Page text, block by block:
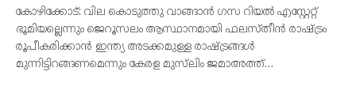
കോഴിക്കോട്: വില കൊടുത്തു വാങ്ങാൻ ഗസ റിയൽ എസ്റ്റേറ്റ്
ഭൂമിയല്ലെന്നും ജെറൂസലം ആസ്ഥാനമായി ഫലസ്തീൻ രാഷ്ട്രം
രൂപീകരിക്കാൻ ഇന്ത്യ അടക്കമുള്ള രാഷ്ട്രങ്ങൾ
മുന്നിട്ടിറങ്ങണമെന്നും കേരള മുസ്‌ലിം ജമാഅത്ത്…